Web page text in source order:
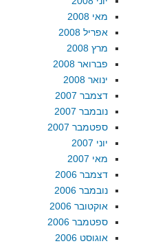
מאי 2008
אפריל 2008
מרץ 2008
פברואר 2008
ינואר 2008
דצמבר 2007
נובמבר 2007
ספטמבר 2007
יוני 2007
מאי 2007
דצמבר 2006
נובמבר 2006
אוקטובר 2006
ספטמבר 2006
אוגוסט 2006